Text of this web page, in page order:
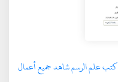
كتب علم الرسم شاهد جميع أعمال